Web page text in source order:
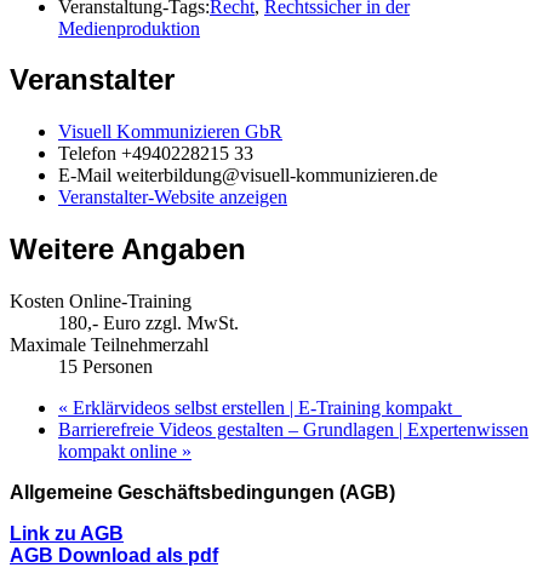
Veranstaltung-Tags:Recht, Rechtssicher in der
Medienproduktion
Veranstalter
Visuell Kommunizieren GbR
Telefon +4940228215 33
E-Mail weiterbildung@visuell-kommunizieren.de
Veranstalter-Website anzeigen
Weitere Angaben
Kosten Online-Training
180,- Euro zzgl. MwSt.
Maximale Teilnehmerzahl
15 Personen
« Erklärvideos selbst erstellen | E-Training kompakt
Barrierefreie Videos gestalten – Grundlagen | Expertenwissen
kompakt online »
Allgemeine Geschäftsbedingungen (AGB)
Link zu AGB
AGB Download als pdf